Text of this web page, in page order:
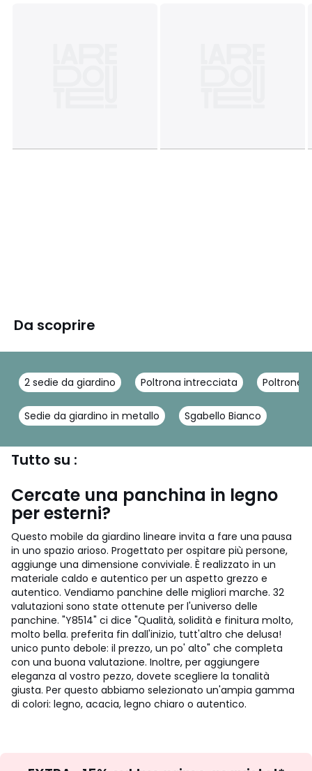
Da scoprire
2 sedie da giardino Poltrona intrecciata Poltrone
Sedie da giardino in metallo Sgabello Bianco
Tutto su :
Cercate una panchina in legno
per esterni?
Questo mobile da giardino lineare invita a fare una pausa
in uno spazio arioso. Progettato per ospitare più persone,
aggiunge una dimensione conviviale. È realizzato in un
materiale caldo e autentico per un aspetto grezzo e
autentico. Vendiamo panchine delle migliori marche. 32
valutazioni sono state ottenute per l'universo delle
panchine. "Y8514" ci dice "Qualità, solidità e finitura molto,
molto bella. preferita fin dall'inizio, tutt'altro che delusa!
unico punto debole: il prezzo, un po' alto" che completa
con una buona valutazione. Inoltre, per aggiungere
eleganza al vostro pezzo, dovete scegliere la tonalità
giusta. Per questo abbiamo selezionato un'ampia gamma
di colori: legno, acacia, legno chiaro o autentico.